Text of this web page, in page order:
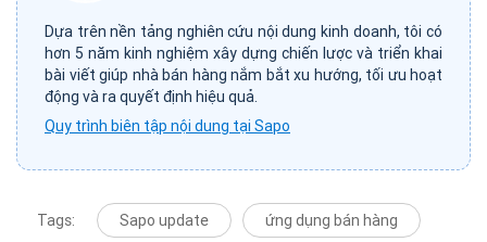
Dựa trên nền tảng nghiên cứu nội dung kinh doanh, tôi có
hơn 5 năm kinh nghiệm xây dựng chiến lược và triển khai
bài viết giúp nhà bán hàng nắm bắt xu hướng, tối ưu hoạt
động và ra quyết định hiệu quả.
Quy trình biên tập nội dung tại Sapo
Tags: Sapo update ứng dụng bán hàng